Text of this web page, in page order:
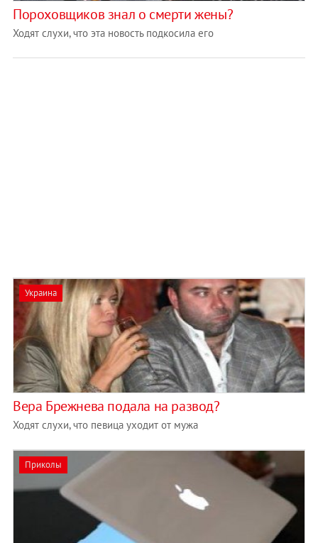
Пороховщиков знал о смерти жены?
Ходят слухи, что эта новость подкосила его
Украина
Вера Брежнева подала на развод?
Ходят слухи, что певица уходит от мужа
Приколы